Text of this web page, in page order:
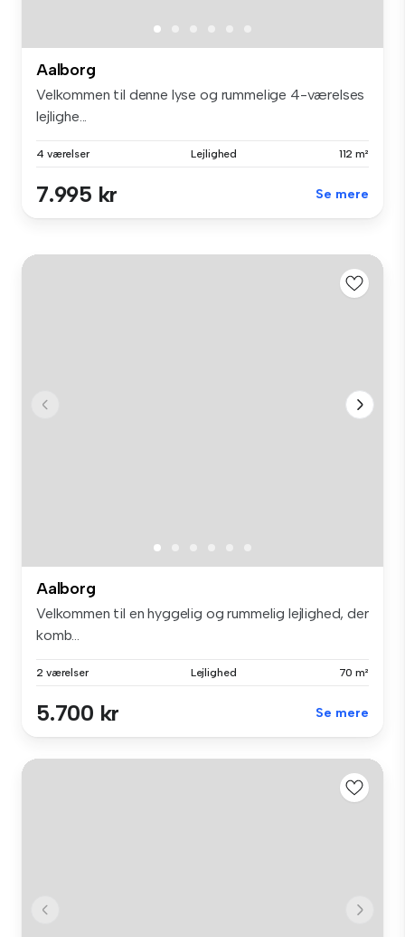
Aalborg
Velkommen til denne lyse og rummelige 4-værelses
lejlighe...
4 værelser Lejlighed 112 m²
7.995 kr Se mere
Aalborg
Velkommen til en hyggelig og rummelig lejlighed, der
komb...
2 værelser Lejlighed 70 m²
5.700 kr Se mere